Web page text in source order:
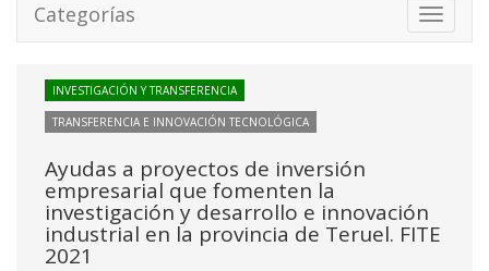
Toggle
Categorías
INVESTIGACIÓN Y TRANSFERENCIA
TRANSFERENCIA E INNOVACIÓN TECNOLÓGICA
Ayudas a proyectos de inversión
empresarial que fomenten la
investigación y desarrollo e innovación
industrial en la provincia de Teruel. FITE
2021